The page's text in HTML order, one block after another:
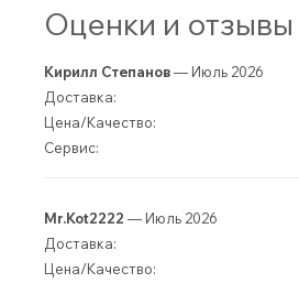
Оценки и отзывы
Кирилл Степанов— Июль 2026
Доставка:
Цена/Качество:
Сервис:
Mr.Kot2222 — Июль 2026
Доставка:
Цена/Качество: